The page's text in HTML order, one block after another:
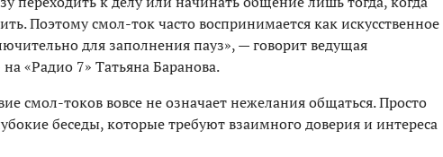
Поэтому смол-ток часто воспринимается как искусственное
для заполнения пауз», — говорит ведущая
на «Радио 7» Татьяна Баранова.
смол-токов вовсе не означает нежелания общаться. Просто
беседы, которые требуют взаимного доверия и интереса